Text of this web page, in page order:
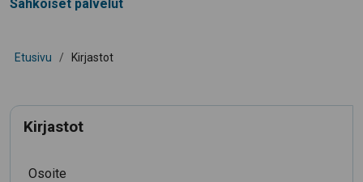
Sähköiset palvelut
Etusivu / Kirjastot
Kirjastot
Osoite